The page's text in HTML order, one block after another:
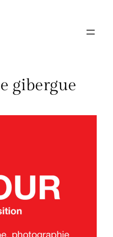
gibergue